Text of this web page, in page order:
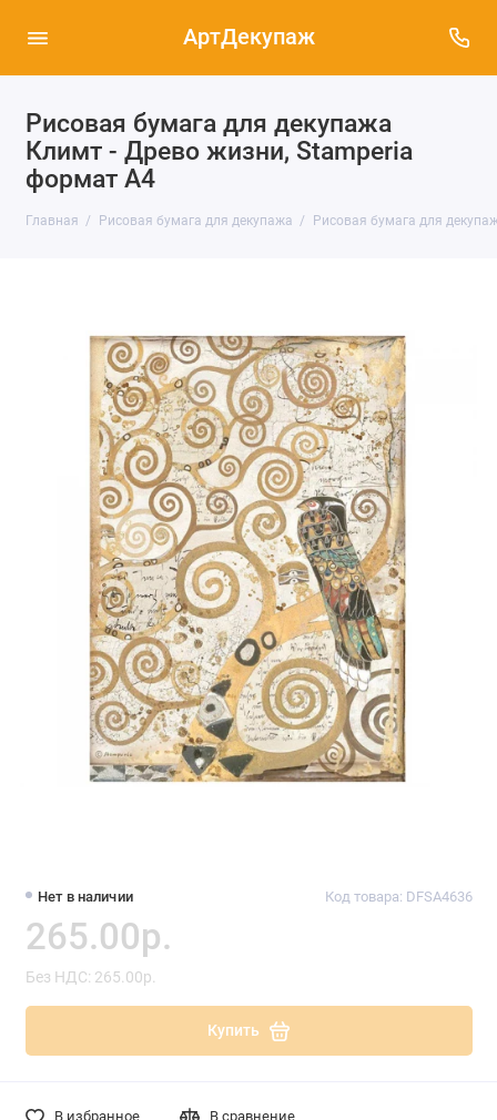
АртДекупаж
Рисовая бумага для декупажа
Климт - Древо жизни, Stamperia
формат А4
Главная Рисовая бумага для декупажа Рисовая бумага для
Нет в наличии Код товара: DFSA4636
265.00р.
Без НДС: 265.00р.
Купить
В избранное В сравнение